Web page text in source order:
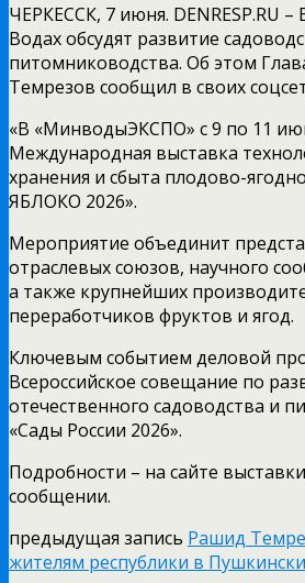
ЧЕРКЕССК, 7 июня. DENRESP.RU
Водах обсудят развитие
питомниководства. Об этом
Темрезов сообщил в своих
«В «МинводыЭКСПО» с 9 по 11
Международная выставка
хранения и сбыта плодово-
ЯБЛОКО 2026».
Мероприятие объединит
отраслевых союзов, научного
а также крупнейших
переработчиков фруктов и ягод.
Ключевым событием деловой
Всероссийское совещание по
отечественного садоводства и
«Сады России 2026».
Подробности – на сайте
сообщении.
предыдущая запись Рашид
жителям республики в